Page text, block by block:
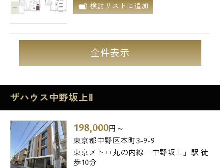
検討リストに追加
全件表示
ザハウス中野坂上Ⅱ
198,000円～
東京都中野区本町3-9-9
東京メトロ丸の内線「中野坂上」駅 徒
歩10分